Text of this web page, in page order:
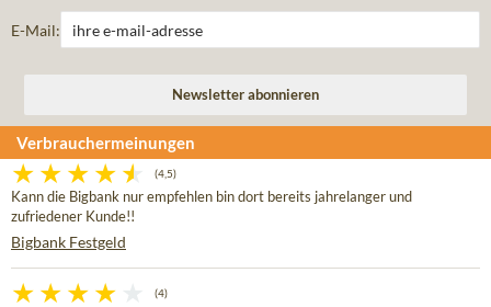
E-Mail:
Verbrauchermeinungen
(4,5)
Kann die Bigbank nur empfehlen bin dort bereits jahrelanger und
zufriedener Kunde!!
Bigbank Festgeld
(4)